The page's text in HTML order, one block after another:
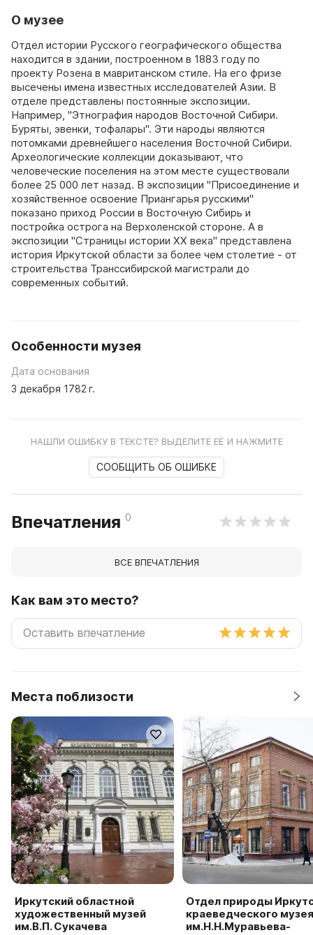
О музее
Отдел истории Русского географического общества
находится в здании, построенном в 1883 году по
проекту Розена в мавританском стиле. На его фризе
высечены имена известных исследователей Азии. В
отделе представлены постоянные экспозиции.
Например, "Этнография народов Восточной Сибири.
Буряты, эвенки, тофалары". Эти народы являются
потомками древнейшего населения Восточной Сибири.
Археологические коллекции доказывают, что
человеческие поселения на этом месте существовали
более 25 000 лет назад. В экспозиции "Присоединение и
хозяйственное освоение Приангарья русскими"
показано приход России в Восточную Сибирь и
постройка острога на Верхоленской стороне. А в
экспозиции "Страницы истории XX века" представлена
история Иркутской области за более чем столетие - от
строительства Транссибирской магистрали до
современных событий.
Особенности музея
Дата основания
3 декабря 1782 г.
НАШЛИ ОШИБКУ В ТЕКСТЕ? ВЫДЕЛИТЕ ЕЁ И НАЖМИТЕ
СООБЩИТЬ ОБ ОШИБКЕ
Впечатления 0
ВСЕ ВПЕЧАТЛЕНИЯ
Как вам это место?
Места поблизости
Иркутский областной
художественный музей
им.В.П. Сукачева
Отдел природы
краеведческого музея
им.Н.Н.Муравьева-